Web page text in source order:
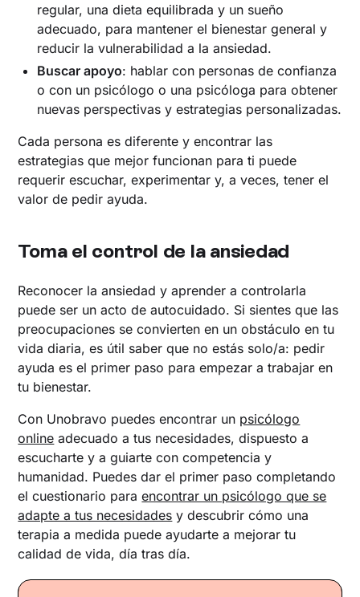
regular, una dieta equilibrada y un sueño
adecuado, para mantener el bienestar general y
reducir la vulnerabilidad a la ansiedad.
Buscar apoyo: hablar con personas de confianza
o con un psicólogo o una psicóloga para obtener
nuevas perspectivas y estrategias personalizadas.
Cada persona es diferente y encontrar las
estrategias que mejor funcionan para ti puede
requerir escuchar, experimentar y, a veces, tener el
valor de pedir ayuda.
Toma el control de la ansiedad
Reconocer la ansiedad y aprender a controlarla
puede ser un acto de autocuidado. Si sientes que las
preocupaciones se convierten en un obstáculo en tu
vida diaria, es útil saber que no estás solo/a: pedir
ayuda es el primer paso para empezar a trabajar en
tu bienestar.
Con Unobravo puedes encontrar un psicólogo
online adecuado a tus necesidades, dispuesto a
escucharte y a guiarte con competencia y
humanidad. Puedes dar el primer paso completando
el cuestionario paraencontrar un psicólogo que se
adapte a tus necesidades y descubrir cómo una
terapia a medida puede ayudarte a mejorar tu
calidad de vida, día tras día.